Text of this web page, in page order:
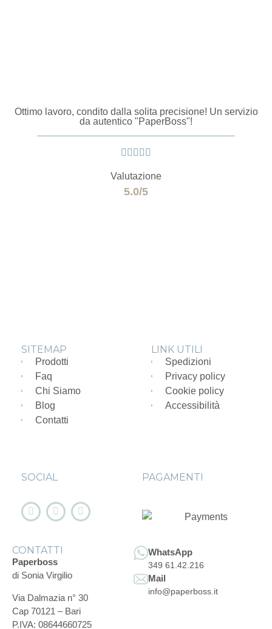
Ottimo lavoro, condito dalla solita precisione! Un servizio
da autentico "PaperBoss"!
    
Valutazione
5.0/5
SITEMAP
Prodotti
Faq
Chi Siamo
Blog
Contatti
SOCIAL
LINK UTILI
Spedizioni
Privacy policy
Cookie policy
Accessibilità
PAGAMENTI
CONTATTI
Paperboss
di Sonia Virgilio
Via Dalmazia n° 30
Cap 70121 – Bari
P.IVA: 08644660725
WhatsApp
349 61.42.216
Mail
info@paperboss.it